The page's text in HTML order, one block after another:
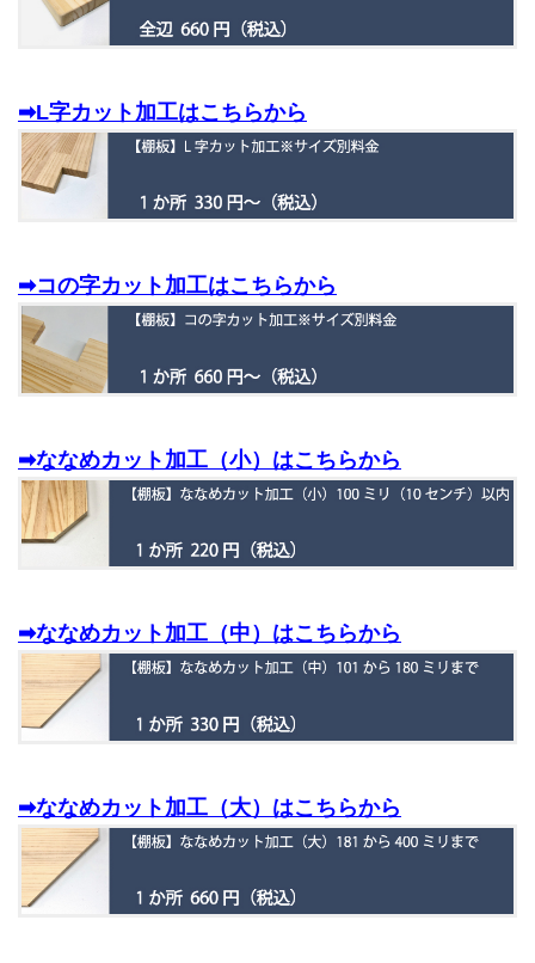
➡L字カット加工はこちらから
➡コの字カット加工はこちらから
➡ななめカット加工（小）はこちらから
➡ななめカット加工（中）はこちらから
➡ななめカット加工（大）はこちらから